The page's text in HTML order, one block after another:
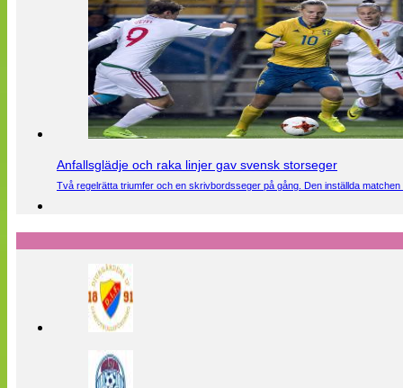
Anfallsglädje och raka linjer gav svensk storseger
Två regelrätta triumfer och en skrivbordsseger på gång. Den inställda